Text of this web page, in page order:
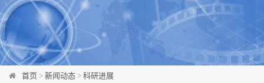
首页 > 新闻动态 > 科研进展